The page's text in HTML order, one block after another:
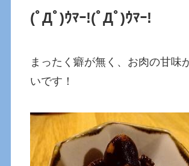
(ﾟДﾟ)ｳﾏｰ!(ﾟДﾟ)ｳﾏｰ!
まったく癖が無く、お肉の甘味
いです！